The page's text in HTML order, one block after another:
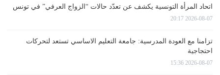
اتحاد المرأة التونسية يكشف عن تعدّد حالات “الزواج العرفي” في تونس
2026-08-07 20:17
تزامنا مع العودة المدرسية: جامعة التعليم الاساسي تستعد لتحركات
احتجاجية
2026-08-07 15:36